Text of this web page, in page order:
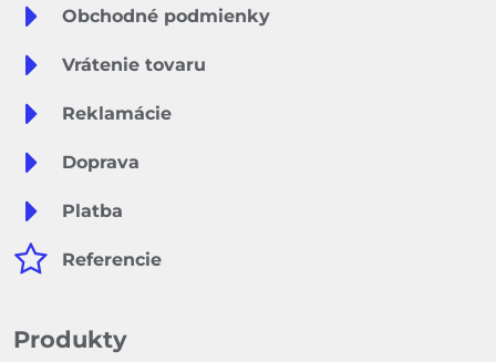
Obchodné podmienky
Vrátenie tovaru
Reklamácie
Doprava
Platba
Referencie
Produkty